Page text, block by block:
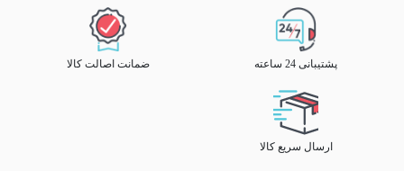
پشتیبانی 24 ساعته ضمانت اصالت کالا
ارسال سریع کالا